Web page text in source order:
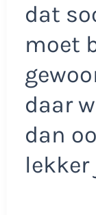
dat
moet
daar
dan
lekker